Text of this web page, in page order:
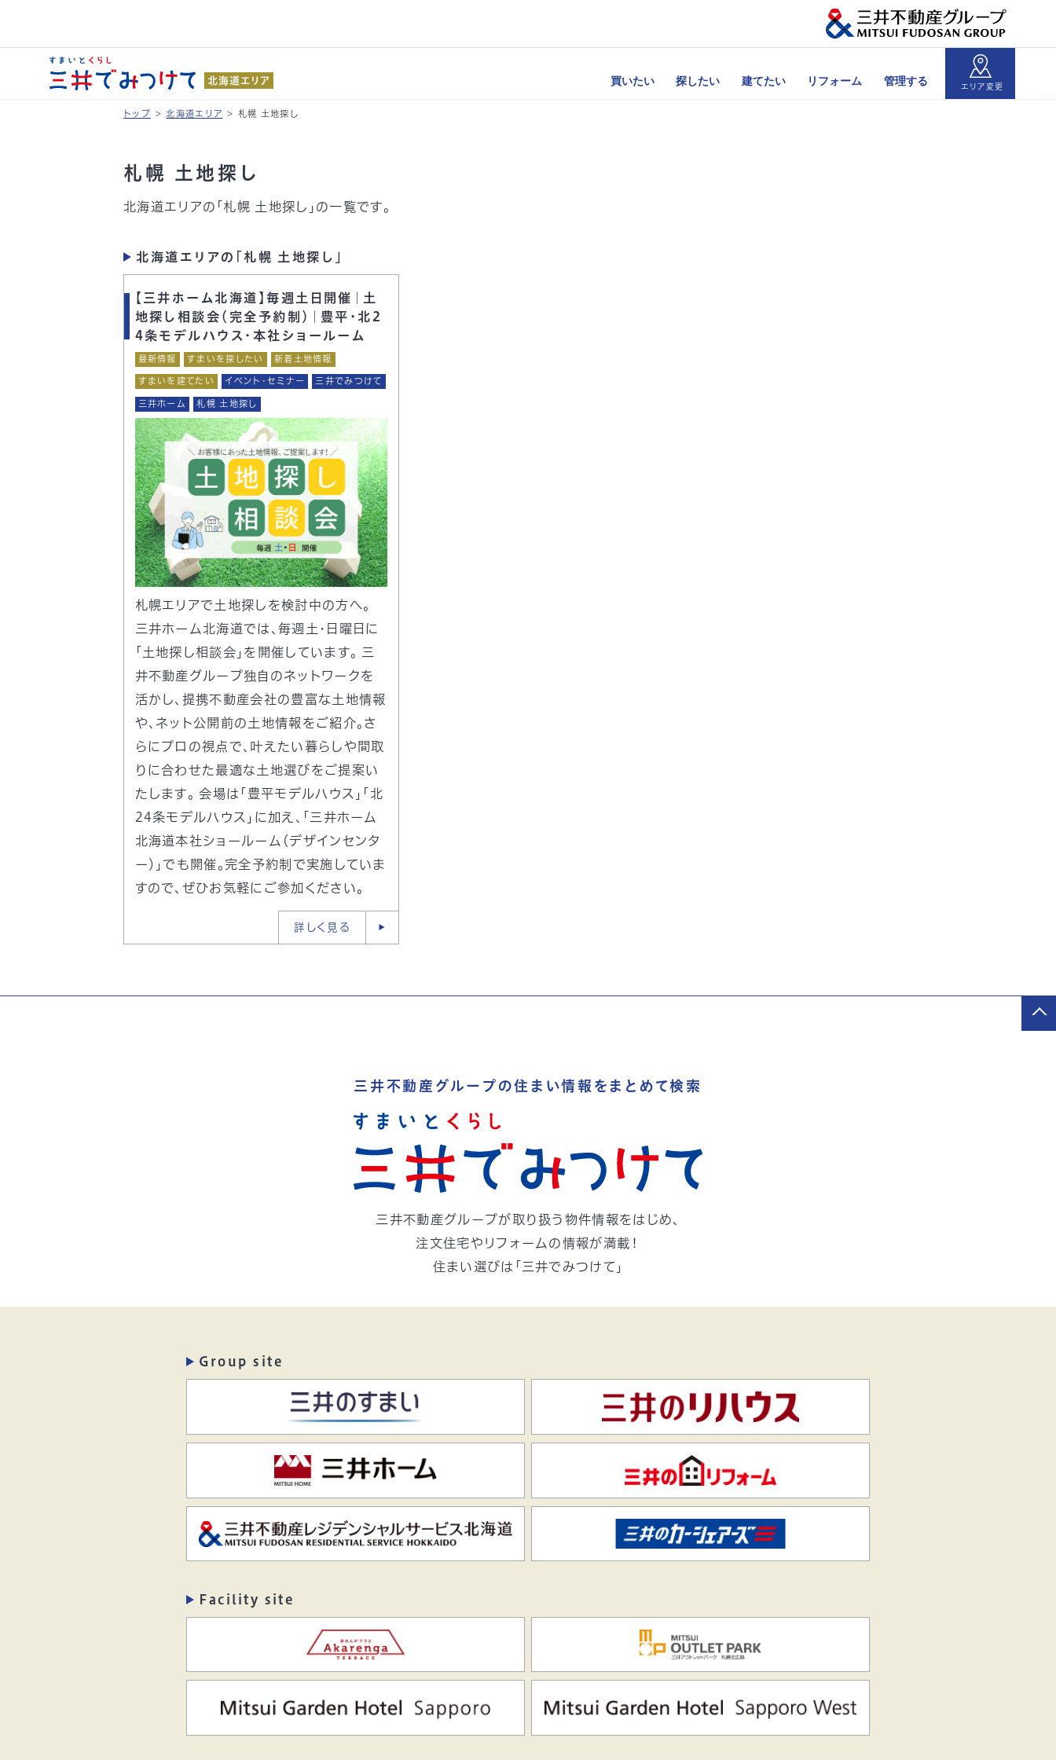
北海道エリア 買いたい 探したい 建てたい リフォーム 管理する
エリア変更
トップ > 北海道エリア > 札幌 土地探し
札幌 土地探し
北海道エリアの「札幌 土地探し」の一覧です。
北海道エリアの「札幌 土地探し」
【三井ホーム北海道】毎週土日開催｜土
地探し相談会（完全予約制）｜豊平・北2
4条モデルハウス・本社ショールーム
最新情報 すまいを探したい 新着土地情報
すまいを建てたい イベント・セミナー 三井でみつけて
三井ホーム 札幌 土地探し
札幌エリアで土地探しを検討中の方へ。
三井ホーム北海道では、毎週土・日曜日に
「土地探し相談会」を開催しています。 三
井不動産グループ独自のネットワークを
活かし、提携不動産会社の豊富な土地情報
や、ネット公開前の土地情報をご紹介。さ
らにプロの視点で、叶えたい暮らしや間取
りに合わせた最適な土地選びをご提案い
たします。 会場は「豊平モデルハウス」「北
24条モデルハウス」に加え、「三井ホーム
北海道本社ショールーム（デザインセンタ
ー）」でも開催。完全予約制で実施していま
すので、ぜひお気軽にご参加ください。
詳しく見る
三井不動産グループの住まい情報をまとめて検索
三井不動産グループが取り扱う 物件情報をはじめ、
注文住宅やリフォームの情報が満載！
住まい選びは「三井でみつけて」
Group site
Facility site